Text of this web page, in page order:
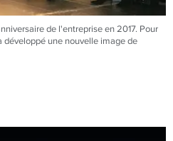
de l'entreprise en 2017. Pour
développé une nouvelle image de